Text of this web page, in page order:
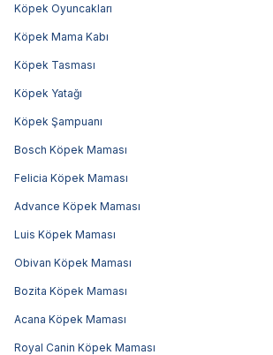
Köpek Oyuncakları
Köpek Mama Kabı
Köpek Tasması
Köpek Yatağı
Köpek Şampuanı
Bosch Köpek Maması
Felicia Köpek Maması
Advance Köpek Maması
Luis Köpek Maması
Obivan Köpek Maması
Bozita Köpek Maması
Acana Köpek Maması
Royal Canin Köpek Maması